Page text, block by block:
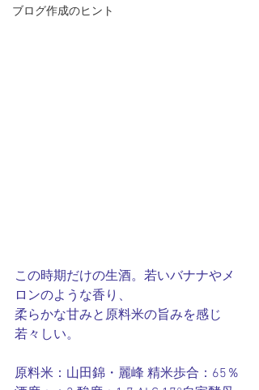
ブログ作成のヒント
この時期だけの生酒。若いバナナやメ
ロンのような香り、
柔らかな甘みと原料米の旨みを感じ
若々しい。
原料米：山田錦・麗峰 精米歩合：65％